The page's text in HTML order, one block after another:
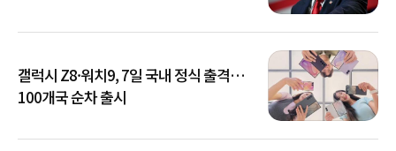
갤럭시 Z8·워치9, 7일 국내 정식 출격…
100개국 순차 출시